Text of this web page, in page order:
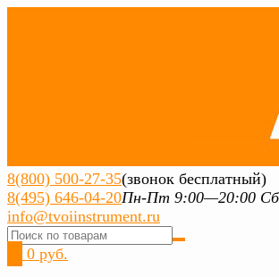
8(800) 500-27-35(звонок бесплатный)
8(495) 646-04-20Пн-Пт 9:00—20:00
info@tvoiinstrument.ru
0 руб.